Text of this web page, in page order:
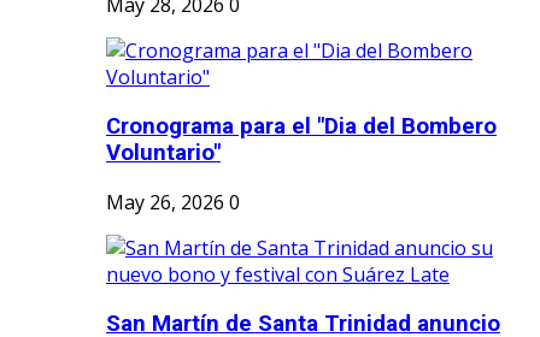
Cronograma para el "Dia del Bombero
Voluntario"
May 26, 2026 0
San Martín de Santa Trinidad anuncio